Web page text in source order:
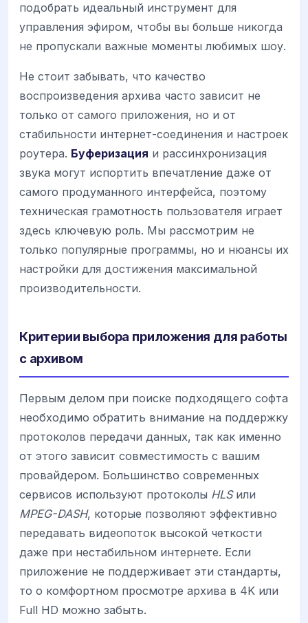
подобрать идеальный инструмент для
управления эфиром, чтобы вы больше никогда
не пропускали важные моменты любимых шоу.
Не стоит забывать, что качество
воспроизведения архива часто зависит не
только от самого приложения, но и от
стабильности интернет-соединения и настроек
роутера. Буферизация и рассинхронизация
звука могут испортить впечатление даже от
самого продуманного интерфейса, поэтому
техническая грамотность пользователя играет
здесь ключевую роль. Мы рассмотрим не
только популярные программы, но и нюансы их
настройки для достижения максимальной
производительности.
Критерии выбора приложения для работы
с архивом
Первым делом при поиске подходящего софта
необходимо обратить внимание на поддержку
протоколов передачи данных, так как именно
от этого зависит совместимость с вашим
провайдером. Большинство современных
сервисов используют протоколы HLSили
MPEG-DASH, которые позволяют эффективно
передавать видеопоток высокой четкости
даже при нестабильном интернете. Если
приложение не поддерживает эти стандарты,
то о комфортном просмотре архива в 4K или
Full HD можно забыть.